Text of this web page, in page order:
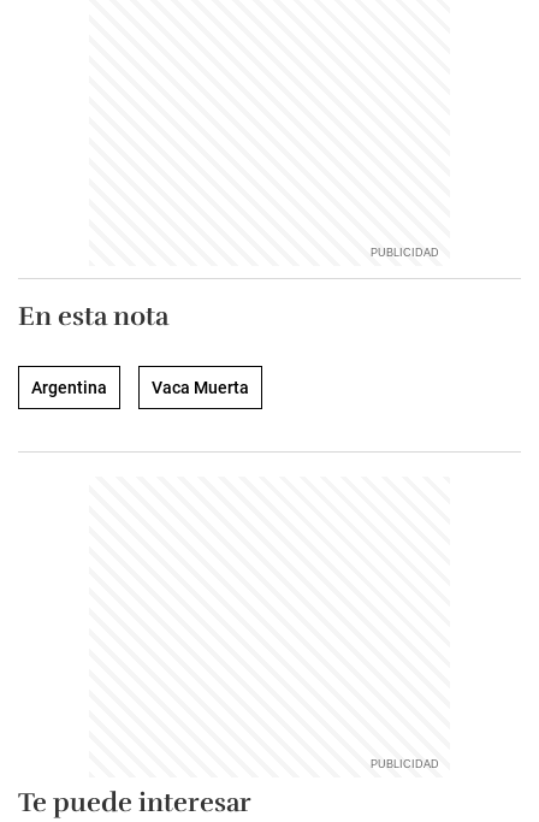
En esta nota
Argentina Vaca Muerta
Te puede interesar